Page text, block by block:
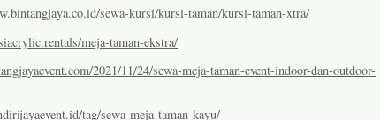
sewa-kursi/kursi-taman/kursi-taman-xtra/
meja-taman-ekstra/
2021/11/24/sewa-meja-taman-event-indoor-dan-outdoor-
tag/sewa-meja-taman-kayu/